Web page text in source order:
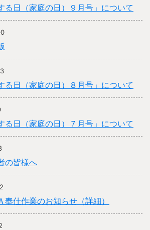
る日（家庭の日）９月号」について
る日（家庭の日）８月号」について
る日（家庭の日）７月号」について
の皆様へ
奉仕作業のお知らせ（詳細）